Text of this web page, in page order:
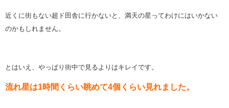
近くに街もない超ド田舎に行かないと、満天の星ってわけにはいかない
のかもしれません。
とはいえ、やっぱり街中で見るよりはキレイです。
流れ星は1時間くらい眺めて4個くらい見れました。